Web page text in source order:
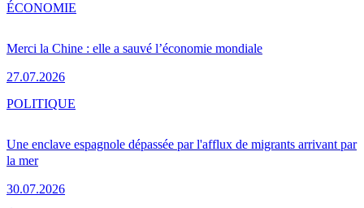
Merci la Chine : elle a sauvé l’économie mondiale
27.07.2026
ÉCONOMIE
Une enclave espagnole dépassée par l'afflux de migrants arrivant par
la mer
30.07.2026
POLITIQUE